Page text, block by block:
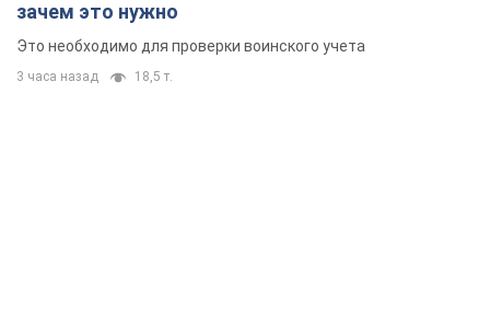
зачем это нужно
Это необходимо для проверки воинского учета
3 часа назад 18,5 т.